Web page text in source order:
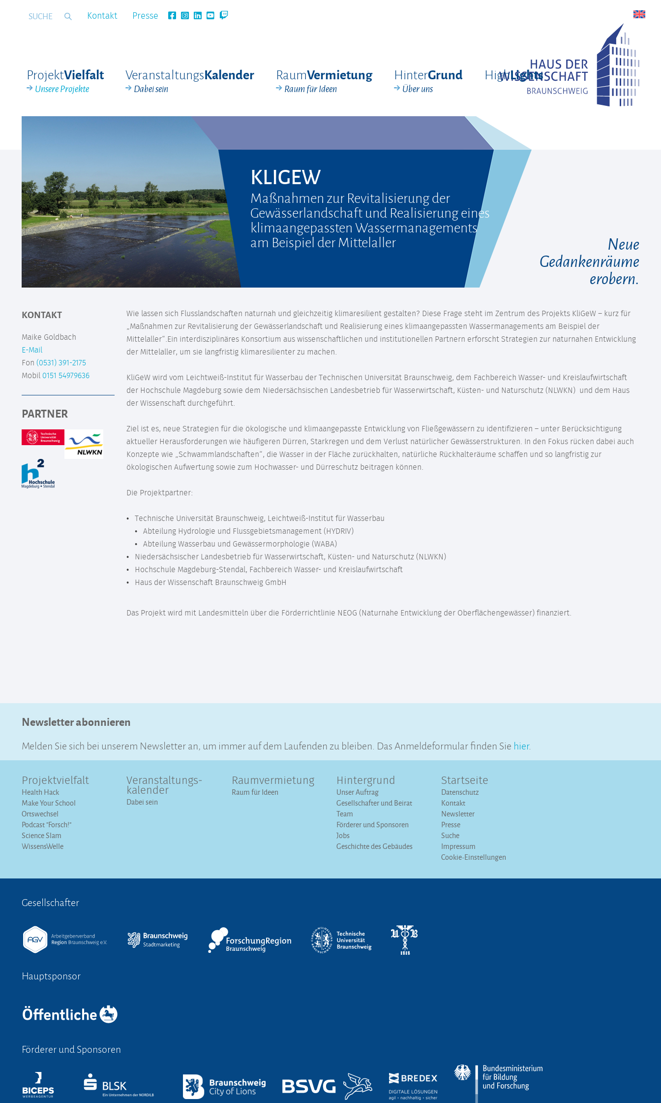
Kontakt Presse
ProjektVielfalt
Unsere Projekte
VeranstaltungsKalender
Dabei sein
RaumVermietung
Raum für Ideen
HinterGrund
Über uns
HighLights
KLIGEW
Maßnahmen zur Revitalisierung der
Gewässerlandschaft und Realisierung eines
klimaangepassten Wassermanagements
am Beispiel der Mittelaller
Neue
Gedankenräume
erobern.
Wie lassen sich Flusslandschaften naturnah und gleichzeitig klimaresilient gestalten? Diese Frage steht im Zentrum des Projekts KliGeW – kurz für
„Maßnahmen zur Revitalisierung der Gewässerlandschaft und Realisierung eines klimaangepassten Wassermanagements am Beispiel der
Mittelaller“.Ein interdisziplinäres Konsortium aus wissenschaftlichen und institutionellen Partnern erforscht Strategien zur naturnahen Entwicklung
der Mittelaller, um sie langfristig klimaresilienter zu machen.
KliGeW wird vom Leichtweiß-Institut für Wasserbau der Technischen Universität Braunschweig, dem Fachbereich Wasser- und Kreislaufwirtschaft
der Hochschule Magdeburg sowie dem Niedersächsischen Landesbetrieb für Wasserwirtschaft, Küsten- und Naturschutz (NLWKN) und dem Haus
der Wissenschaft durchgeführt.
Ziel ist es, neue Strategien für die ökologische und klimaangepasste Entwicklung von Fließgewässern zu identifizieren – unter Berücksichtigung
aktueller Herausforderungen wie häufigeren Dürren, Starkregen und dem Verlust natürlicher Gewässerstrukturen. In den Fokus rücken dabei auch
Konzepte wie „Schwammlandschaften“, die Wasser in der Fläche zurückhalten, natürliche Rückhalteräume schaffen und so langfristig zur
ökologischen Aufwertung sowie zum Hochwasser- und Dürreschutz beitragen können.
Die Projektpartner:
Technische Universität Braunschweig, Leichtweiß-Institut für Wasserbau
Abteilung Hydrologie und Flussgebietsmanagement (HYDRIV)
Abteilung Wasserbau und Gewässermorphologie (WABA)
Niedersächsischer Landesbetrieb für Wasserwirtschaft, Küsten- und Naturschutz (NLWKN)
Hochschule Magdeburg-Stendal, Fachbereich Wasser- und Kreislaufwirtschaft
Haus der Wissenschaft Braunschweig GmbH
Das Projekt wird mit Landesmitteln über die Förderrichtlinie NEOG (Naturnahe Entwicklung der Oberflächengewässer) finanziert.
KONTAKT
Maike Goldbach
E-Mail
Fon (0531) 391-2175
Mobil 0151 54979636
PARTNER
Newsletter abonnieren
Melden Sie sich bei unserem Newsletter an, um immer auf dem Laufenden zu bleiben. Das Anmeldeformular finden Sie hier.
Projektvielfalt
Health Hack
Make Your School
Ortswechsel
Podcast "Forsch!"
Science Slam
WissensWelle
Veranstaltungs­
kalender
Dabei sein
Raumvermietung
Raum für Ideen
Hintergrund
Unser Auftrag
Gesellschafter und Beirat
Team
Förderer und Sponsoren
Jobs
Geschichte des Gebäudes
Startseite
Datenschutz
Kontakt
Newsletter
Presse
Suche
Impressum
Cookie-Einstellungen
Gesellschafter
Hauptsponsor
Förderer und Sponsoren